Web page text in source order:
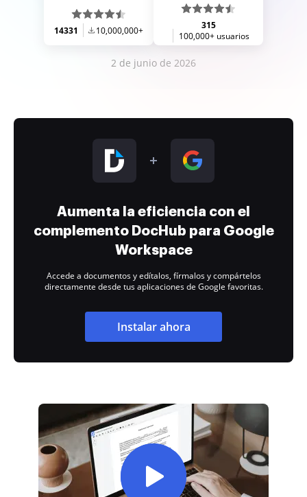
14331 10,000,000+
315
100,000+ usuarios
2 de junio de 2026
Aumenta la eficiencia con el
complemento DocHub para Google
Workspace
Accede a documentos y edítalos, fírmalos y compártelos
directamente desde tus aplicaciones de Google favoritas.
Instalar ahora